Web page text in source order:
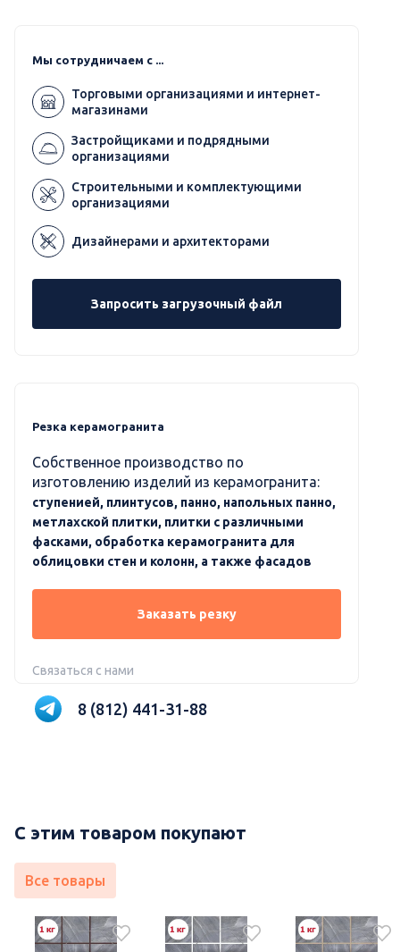
Мы сотрудничаем с ...
Торговыми организациями и интернет-
магазинами
Застройщиками и подрядными
организациями
Строительными и комплектующими
организациями
Дизайнерами и архитекторами
Запросить загрузочный файл
Резка керамогранита
Собственное производство по
изготовлению изделий из керамогранита:
ступенией, плинтусов, панно, напольных панно,
метлахской плитки, плитки с различными
фасками, обработка керамогранита для
облицовки стен и колонн, а также фасадов
Заказать резку
Связаться с нами
8 (812) 441-31-88
С этим товаром покупают
Все товары